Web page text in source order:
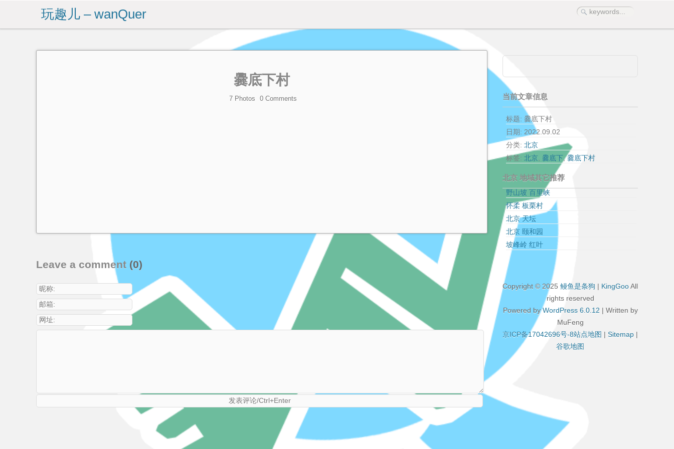
玩趣儿 – wanQuer
爨底下村
7 Photos 0 Comments
Leave a comment (0)
昵称:
邮箱:
网址:
当前文章信息
标题: 爨底下村
日期: 2022.09.02
分类: 北京
标签: 北京 爨底下,爨底下村
北京 地域其它推荐
野山坡 百里峡
怀柔 板栗村
北京 天坛
北京 颐和园
坡峰岭 红叶
Copyright © 2025 鳗鱼是条狗 | KingGooAll
rights reserved
Powered byWordPress 6.0.12 | Written by
MuFeng
京ICP备17042696号-8站点地图 | Sitemap |
谷歌地图